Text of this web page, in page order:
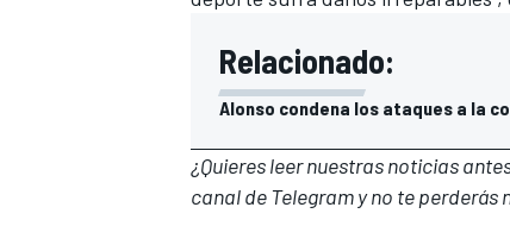
Relacionado:
Alonso condena los ataques a la
¿Quieres leer nuestras noticias
canal de Telegramy no te perderás